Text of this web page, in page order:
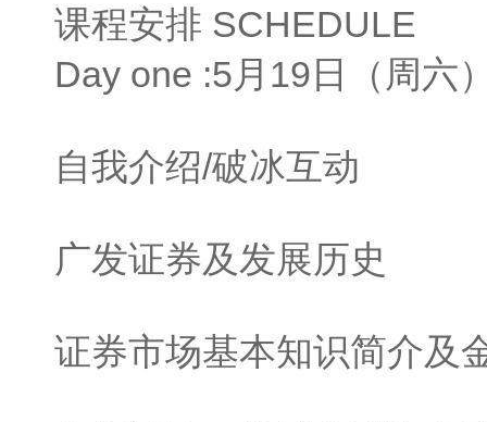
课程安排 SCHEDULE
Day one :5月19日（周六
自我介绍/破冰互动
广发证券及发展历史
证券市场基本知识简介及